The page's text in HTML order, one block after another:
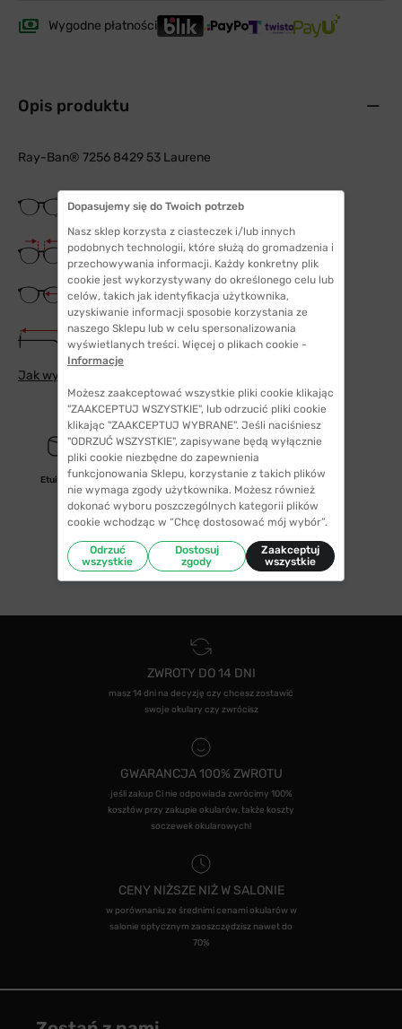
Wygodne płatności
Opis produktu
Ray-Ban® 7256 8429 53 Laurene
Wysokość soczewki
145 mm
Szerokość mostka
18 mm
Szerokość szkła
53 mm
Długość zauszników
145 mm
Jak wybrać odpowiedni rozmiar
Etui/woreczek
ZWROTY DO 14 DNI
masz 14 dni na decyzję czy chcesz zostawić
swoje okulary czy zwrócisz
GWARANCJA 100% ZWROTU
jeśli zakup Ci nie odpowiada zwrócimy 100%
kosztów przy zakupie okularów, także koszty
soczewek okularowych!
CENY NIŻSZE NIŻ W SALONIE
w porównaniu ze średnimi cenami okularów w
salonie optycznym zaoszczędzisz nawet do
70%
Dopasujemy się do Twoich potrzeb
Nasz sklep korzysta z ciasteczek i/lub innych
podobnych technologii, które służą do gromadzenia i
przechowywania informacji. Każdy konkretny plik
cookie jest wykorzystywany do określonego celu lub
celów, takich jak identyfikacja użytkownika,
uzyskiwanie informacji sposobie korzystania ze
naszego Sklepu lub w celu spersonalizowania
wyświetlanych treści. Więcej o plikach cookie -
Informacje
Możesz zaakceptować wszystkie pliki cookie klikając
"ZAAKCEPTUJ WSZYSTKIE", lub odrzucić pliki cookie
klikając "ZAAKCEPTUJ WYBRANE". Jeśli naciśniesz
"ODRZUĆ WSZYSTKIE", zapisywane będą wyłącznie
pliki cookie niezbędne do zapewnienia
funkcjonowania Sklepu, korzystanie z takich plików
nie wymaga zgody użytkownika. Możesz również
dokonać wyboru poszczególnych kategorii plików
cookie wchodząc w “Chcę dostosować mój wybór”.
Odrzuć
wszystkie
Dostosuj
zgody
Zaakceptuj
wszystkie